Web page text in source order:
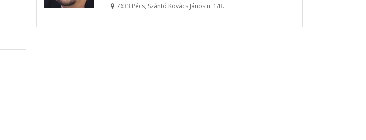
7633 Pécs, Szántó Kovács János u. 1/B.